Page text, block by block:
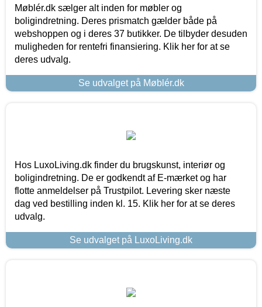
Møblér.dk sælger alt inden for møbler og
boligindretning. Deres prismatch gælder både på
webshoppen og i deres 37 butikker. De tilbyder desuden
muligheden for rentefri finansiering. Klik her for at se
deres udvalg.
Se udvalget på Møblér.dk
Hos LuxoLiving.dk finder du brugskunst, interiør og
boligindretning. De er godkendt af E-mærket og har
flotte anmeldelser på Trustpilot. Levering sker næste
dag ved bestilling inden kl. 15. Klik her for at se deres
udvalg.
Se udvalget på LuxoLiving.dk